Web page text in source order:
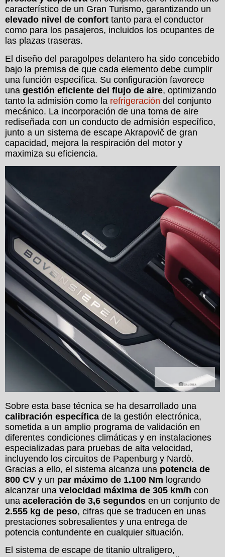
característico de un Gran Turismo, garantizando un
elevado nivel de confort tanto para el conductor
como para los pasajeros, incluidos los ocupantes de
las plazas traseras.
El diseño del paragolpes delantero ha sido concebido
bajo la premisa de que cada elemento debe cumplir
una función específica. Su configuración favorece
una gestión eficiente del flujo de aire, optimizando
tanto la admisión como la refrigeración del conjunto
mecánico. La incorporación de una toma de aire
rediseñada con un conducto de admisión específico,
junto a un sistema de escape Akrapovič de gran
capacidad, mejora la respiración del motor y
maximiza su eficiencia.
Sobre esta base técnica se ha desarrollado una
calibración específica de la gestión electrónica,
sometida a un amplio programa de validación en
diferentes condiciones climáticas y en instalaciones
especializadas para pruebas de alta velocidad,
incluyendo los circuitos de Papenburg y Nardò.
Gracias a ello, el sistema alcanza una potencia de
800 CV y un par máximo de 1.100 Nm logrando
alcanzar una velocidad máxima de 305 km/h con
una aceleración de 3,6 segundos en un conjunto de
2.555 kg de peso, cifras que se traducen en unas
prestaciones sobresalientes y una entrega de
potencia contundente en cualquier situación.
El sistema de escape de titanio ultraligero,